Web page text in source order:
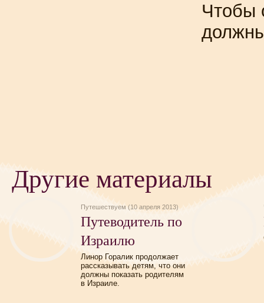
Чтобы
Другие материалы
Путешествуем (10 апреля 2013)
Путеводитель по
Израилю
Линор Горалик продолжает
рассказывать детям, что они
должны показать родителям
в Израиле.